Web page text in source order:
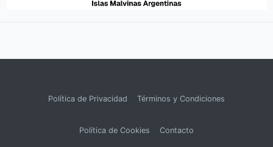
Política de Privacidad Términos y Condiciones
Política de Cookies Contacto